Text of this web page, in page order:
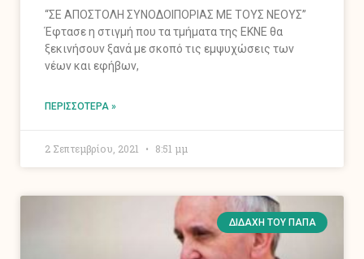
“ΣΕ ΑΠΟΣΤΟΛΗ ΣΥΝΟΔΟΙΠΟΡΙΑΣ ΜΕ ΤΟΥΣ ΝΕΟΥΣ”
Έφτασε η στιγμή που τα τμήματα της ΕΚΝΕ θα
ξεκινήσουν ξανά με σκοπό τις εμψυχώσεις των
νέων και εφήβων,
ΠΕΡΙΣΣΌΤΕΡΑ »
2 Σεπτεμβρίου, 2021 8:51 μμ
ΔΙΔΑΧΉ ΤΟΥ ΠΆΠΑ